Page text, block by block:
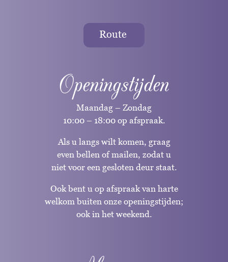
Route
Openingstijden
Maandag – Zondag
10:00 – 18:00 op afspraak.
Als u langs wilt komen, graag
even bellen of mailen, zodat u
niet voor een gesloten deur staat.
Ook bent u op afspraak van harte
welkom buiten onze openingstijden;
ook in het weekend.